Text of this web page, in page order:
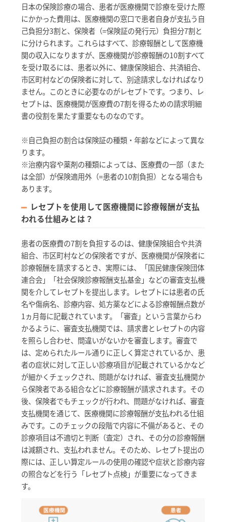
日本の保険診療の場合、患者が医療機関で診療を受けた際
にかかった費用は、医療機関の窓口で患者自身が支払う自
己負担分3割と、保険者（=保険証の発行元）負担分7割と
に分けられます。これらはすべて、診療報酬として医療機
関の収入になりますが、医療機関が診療報酬の10割すべて
を受け取るには、患者以外に、健康保険組合、共済組合、
市区町村などの保険者に対して、別途請求しなければなり
ません。このときに必要なのがレセプトです。つまり、レ
セプトは、医療機関が医療費の7割を得るための請求明細
書の役割を果たす重要なものなのです。
※自己負担の割合は保険証の種類・年齢などによって異な
ります。
※治療内容や薬剤の種類によっては、医療費の一部（また
は全部）が保険適用外（=患者の10割負担）となる場合も
あります。
レセプトを使用して医療機関に診療報酬が支払
われる仕組みとは？
患者の医療費の7割を負担するのは、健康保険組合や共済
組合、市区町村などの保険者ですが、医療機関が保険者に
診療報酬を請求するとき、実際には、「国民健康保険団体
連合会」「社会保険診療報酬支払基金」などの審査支払機
関を介してレセプトを提出します。レセプトには患者の氏
名や傷病名、診療内容、処方薬などによる診療報酬点数が
1ヵ月毎に記載されています。「審査」という言葉からわ
かるように、審査支払機関では、請求書とレセプトの内容
を照らし合わせ、間違いがないかを審査します。審査で
は、定められたルール通りに正しく算定されているか、患
者の症状に対して正しい診療項目が記載されているかなど
が細かくチェックされ、問題がなければ、審査支払機関か
ら保険者である組合などに診療報酬が請求されます。その
後、保険者でもチェックが行われ、問題がなければ、審査
支払機関を通じて、医療機関に診療報酬が支払われる仕組
みです。このチェックの段階で内容に不備があると、その
診療項目は不適切と判断（査定）され、その分の診療報酬
は減額され、支払われません。そのため、レセプト提出の
際には、正しい算定ルールの使用の確認や症状と診療内容
の照合などを行う「レセプト点検」が重要になってきま
す。